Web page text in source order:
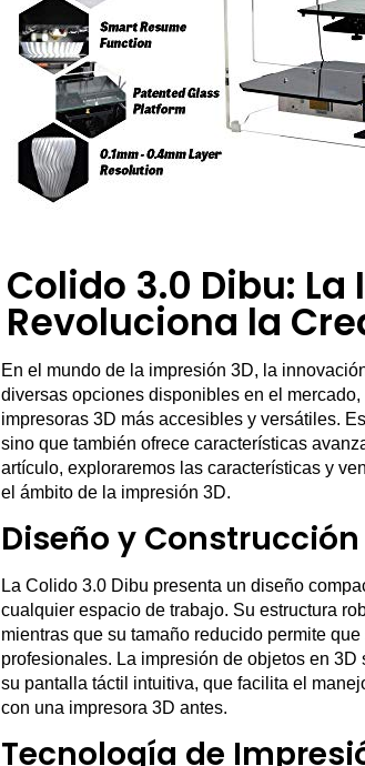
Colido 3.0 Dibu:
Revoluciona la
En el mundo de la impresión 3D, la
diversas opciones disponibles en el
impresoras 3D más accesibles y versátiles.
sino que también ofrece características
artículo, exploraremos las características y
el ámbito de la impresión 3D.
Diseño y Construcción
La Colido 3.0 Dibu presenta un diseño
cualquier espacio de trabajo. Su estructura
mientras que su tamaño reducido permite
profesionales. La impresión de objetos en
su pantalla táctil intuitiva, que facilita el
con una impresora 3D antes.
Tecnología de